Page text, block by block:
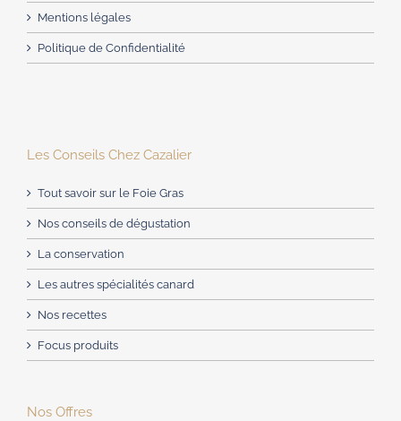
Mentions légales
Politique de Confidentialité
Les Conseils Chez Cazalier
Tout savoir sur le Foie Gras
Nos conseils de dégustation
La conservation
Les autres spécialités canard
Nos recettes
Focus produits
Nos Offres